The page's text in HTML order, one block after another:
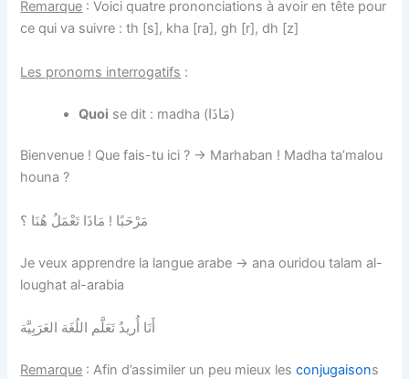
Remarque : Voici quatre prononciations à avoir en tête pour
ce qui va suivre : th [s], kha [ra], gh [r], dh [z]
Les pronoms interrogatifs :
Quoi se dit : madha (مَاذَا)
Bienvenue ! Que fais-tu ici ? → Marhaban ! Madha ta’malou
houna ?
مَرْحَبًا ! مَاذَا تَعْمَلُ هُنَا ؟
Je veux apprendre la langue arabe → ana ouridou talam al-
loughat al-arabia
أَنَا أُريدُ تَعَلَّم اللُغَة العَرَبِيَّة
Remarque : Afin d’assimiler un peu mieux lesconjugaisons